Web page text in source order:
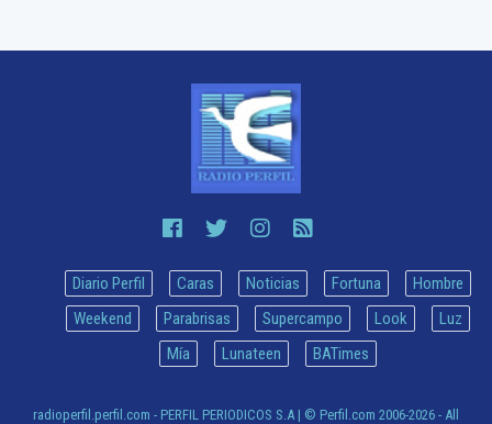
Diario Perfil Caras Noticias Fortuna
Hombre
Weekend
Parabrisas Supercampo Look
Luz
Mía
Lunateen BATimes
radioperfil.perfil.com - PERFIL PERIODICOS S.A | © Perfil.com 2006-2026 - All